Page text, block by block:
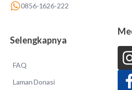
0856-1626-222
Selengkapnya
FAQ
Laman Donasi